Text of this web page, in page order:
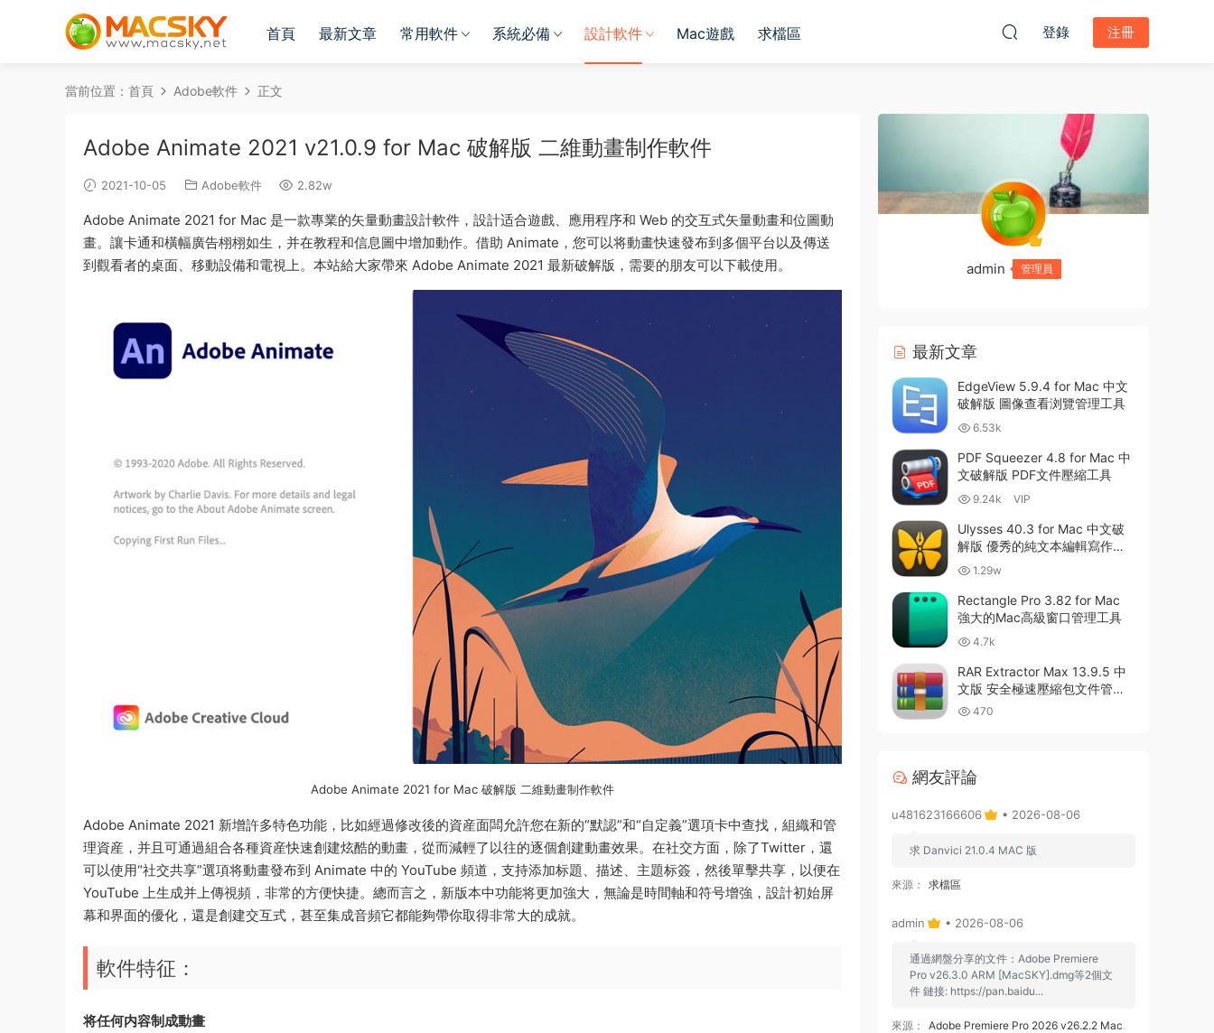
首頁 最新文章 常用軟件 系統必備 設計軟件 Mac遊戲 求檔區 登錄 注冊
當前位置： 首頁 Adobe軟件 正文
Adobe Animate 2021 v21.0.9 for Mac 破解版 二維動畫制作軟件
2021-10-05 Adobe軟件 2.82w
Adobe Animate 2021 for Mac 是一款專業的矢量動畫設計軟件，設計适合遊戲、應用程序和 Web 的交互式矢量動畫和位圖動
畫。讓卡通和橫幅廣告栩栩如生，并在教程和信息圖中增加動作。借助 Animate，您可以将動畫快速發布到多個平台以及傳送
到觀看者的桌面、移動設備和電視上。本站給大家帶來 Adobe Animate 2021 最新破解版，需要的朋友可以下載使用。
Adobe Animate 2021 for Mac 破解版 二維動畫制作軟件
Adobe Animate 2021 新增許多特色功能，比如經過修改後的資産面闆允許您在新的“默認”和“自定義”選項卡中查找，組織和管
理資産，并且可通過組合各種資産快速創建炫酷的動畫，從而減輕了以往的逐個創建動畫效果。在社交方面，除了Twitter，還
可以使用“社交共享”選項将動畫發布到 Animate 中的 YouTube 頻道，支持添加标題、描述、主題标簽，然後單擊共享，以便在
YouTube 上生成并上傳視頻，非常的方便快捷。總而言之，新版本中功能将更加強大，無論是時間軸和符号增強，設計初始屏
幕和界面的優化，還是創建交互式，甚至集成音頻它都能夠帶你取得非常大的成就。
軟件特征：
将任何内容制成動畫
admin 管理員
最新文章
EdgeView 5.9.4 for Mac 中文
破解版 圖像查看浏覽管理工具
6.53k
PDF Squeezer 4.8 for Mac 中
文破解版 PDF文件壓縮工具
9.24k VIP
Ulysses 40.3 for Mac 中文破
解版 優秀的純文本編輯寫作軟
件 1.29w
Rectangle Pro 3.82 for Mac
強大的Mac高級窗口管理工具
4.7k
RAR Extractor Max 13.9.5 中
文版 安全極速壓縮包文件管理
器 470
網友評論
u481623166606 • 2026-08-06
求 Danvici 21.0.4 MAC 版
來源： 求檔區
admin • 2026-08-06
通過網盤分享的文件：Adobe Premiere
Pro v26.3.0 ARM [MacSKY].dmg等2個文
件 鏈接: https://pan.baidu...
來源：
Adobe Premiere Pro 2026 v26.2.2 Mac